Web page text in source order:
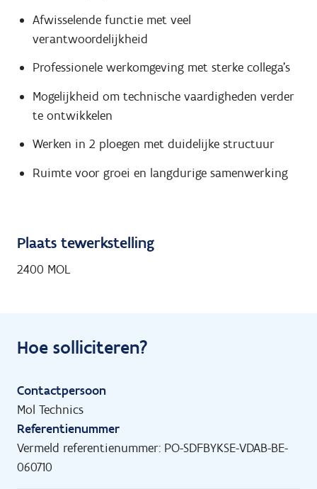
Afwisselende functie met veel
verantwoordelijkheid
Professionele werkomgeving met sterke collega's
Mogelijkheid om technische vaardigheden verder
te ontwikkelen
Werken in 2 ploegen met duidelijke structuur
Ruimte voor groei en langdurige samenwerking
Plaats tewerkstelling
2400 MOL
Hoe solliciteren?
Contactpersoon
Mol Technics
Referentienummer
Vermeld referentienummer: PO-SDFBYKSE-VDAB-BE-
060710